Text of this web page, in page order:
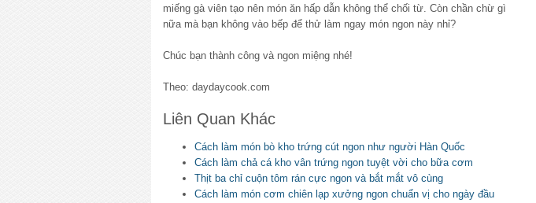
miếng gà viên tạo nên món ăn hấp dẫn không thể chối từ. Còn chần chừ gì
nữa mà bạn không vào bếp để thử làm ngay món ngon này nhỉ?
Chúc bạn thành công và ngon miệng nhé!
Theo: daydaycook.com
Liên Quan Khác
Cách làm món bò kho trứng cút ngon như người Hàn Quốc
Cách làm chả cá kho vân trứng ngon tuyệt vời cho bữa cơm
Thịt ba chỉ cuộn tôm rán cực ngon và bắt mắt vô cùng
Cách làm món cơm chiên lạp xưởng ngon chuẩn vị cho ngày đầu